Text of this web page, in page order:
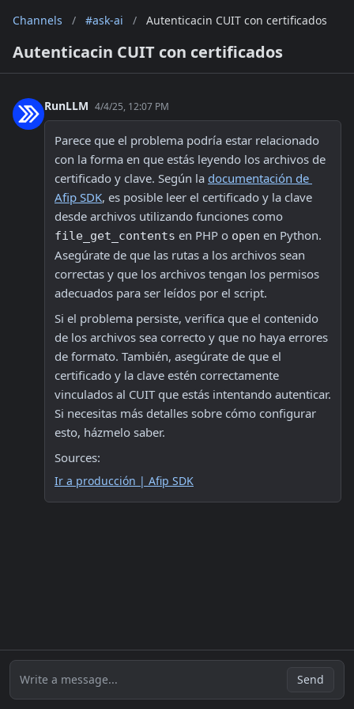
Channels / #ask-ai / Autenticacin CUIT con certificados
Autenticacin CUIT con certificados
RunLLM 4/4/25, 12:07 PM
Parece que el problema podría estar relacionado
con la forma en que estás leyendo los archivos de
certificado y clave. Según la documentación de
Afip SDK, es posible leer el certificado y la clave
file_get_contents en PHP o open en Python.
Asegúrate de que las rutas a los archivos sean
correctas y que los archivos tengan los permisos
adecuados para ser leídos por el script.
Si el problema persiste, verifica que el contenido
de los archivos sea correcto y que no haya errores
de formato. También, asegúrate de que el
certificado y la clave estén correctamente
vinculados al CUIT que estás intentando autenticar.
Si necesitas más detalles sobre cómo configurar
esto, házmelo saber.
Sources:
Ir a producción | Afip SDK
Write a message... Send